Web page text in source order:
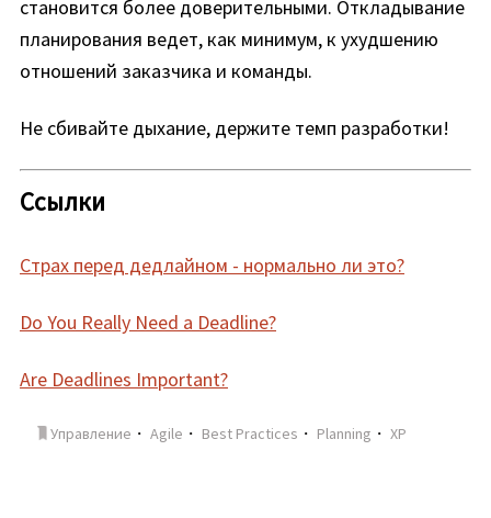
становится более доверительными. Откладывание
планирования ведет, как минимум, к ухудшению
отношений заказчика и команды.
Не сбивайте дыхание, держите темп разработки!
Ссылки
Страх перед дедлайном - нормально ли это?
Do You Really Need a Deadline?
Are Deadlines Important?
Управление ・ Agile ・ Best Practices ・ Planning ・ XP